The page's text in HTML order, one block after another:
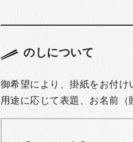
のしについて
御希望により、掛紙をお付け
用途に応じて表題、お名前（